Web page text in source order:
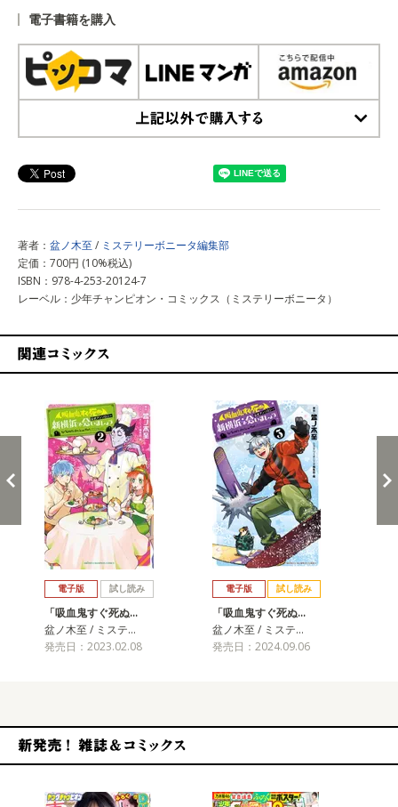
電子書籍を購入
著者： 盆ノ木至 / ミステリーボニータ編集部
定価：700円 (10%税込)
ISBN：978-4-253-20124-7
レーベル：少年チャンピオン・コミックス（ミステリーボニータ）
電子版 試し読み
「吸血鬼すぐ死ぬ…
盆ノ木至 / ミステ…
発売日：2023.02.08
電子版 試し読み
「吸血鬼すぐ死ぬ…
盆ノ木至 / ミステ…
発売日：2024.09.06